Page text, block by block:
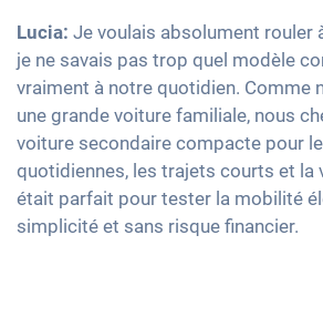
Lucia: Je voulais absolument rouler
je ne savais pas trop quel modèle
vraiment à notre quotidien. Comme
une grande voiture familiale, nous
voiture secondaire compacte pour
quotidiennes, les trajets courts et la
était parfait pour tester la mobilité
simplicité et sans risque financier.